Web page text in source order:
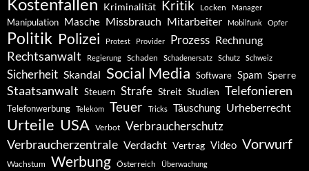
Kriminalität Kritik Locken Manager
Manipulation Masche Missbrauch Mitarbeiter Mobilfunk Opfer
Politik Polizei Protest Provider Prozess Rechnung
Rechtsanwalt Regierung Schaden Schadenersatz Schutz Schweiz
Sicherheit Skandal Social Media Software Spam Sperre
Staatsanwalt Steuern Strafe Streit Studien Telefonieren
Telefonwerbung Telekom Teuer Tricks Täuschung Urheberrecht
Urteile USA Verbot Verbraucherschutz
Verbraucherzentrale Verdacht Vertrag Video Vorwurf
Wachstum Werbung Österreich Überwachung